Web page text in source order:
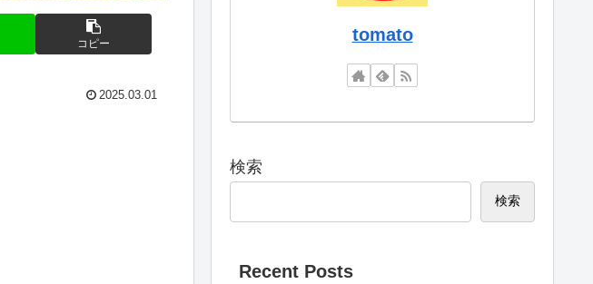
コピー
2025.03.01
tomato
検索
検索
Recent Posts